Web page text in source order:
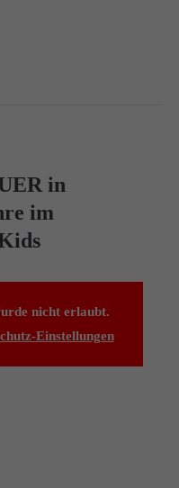
in
im
nicht erlaubt.
Einstellungen